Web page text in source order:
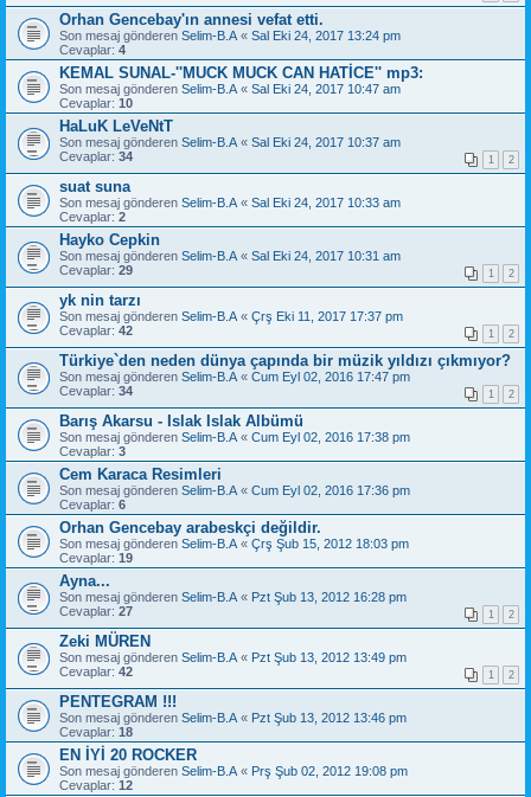
Orhan Gencebay'ın annesi vefat etti.
Son mesaj gönderen Selim-B.A « Sal Eki 24, 2017 13:24 pm
Cevaplar: 4
KEMAL SUNAL-''MUCK MUCK CAN HATİCE'' mp3:
Son mesaj gönderen Selim-B.A « Sal Eki 24, 2017 10:47 am
Cevaplar: 10
HaLuK LeVeNtT
Son mesaj gönderen Selim-B.A « Sal Eki 24, 2017 10:37 am
Cevaplar: 34 1 2
suat suna
Son mesaj gönderen Selim-B.A « Sal Eki 24, 2017 10:33 am
Cevaplar: 2
Hayko Cepkin
Son mesaj gönderen Selim-B.A « Sal Eki 24, 2017 10:31 am
Cevaplar: 29 1 2
yk nin tarzı
Son mesaj gönderen Selim-B.A « Çrş Eki 11, 2017 17:37 pm
Cevaplar: 42 1 2
Türkiye`den neden dünya çapında bir müzik yıldızı çıkmıyor?
Son mesaj gönderen Selim-B.A « Cum Eyl 02, 2016 17:47 pm
Cevaplar: 34 1 2
Barış Akarsu - Islak Islak Albümü
Son mesaj gönderen Selim-B.A « Cum Eyl 02, 2016 17:38 pm
Cevaplar: 3
Cem Karaca Resimleri
Son mesaj gönderen Selim-B.A « Cum Eyl 02, 2016 17:36 pm
Cevaplar: 6
Orhan Gencebay arabeskçi değildir.
Son mesaj gönderen Selim-B.A « Çrş Şub 15, 2012 18:03 pm
Cevaplar: 19
Ayna...
Son mesaj gönderen Selim-B.A « Pzt Şub 13, 2012 16:28 pm
Cevaplar: 27 1 2
Zeki MÜREN
Son mesaj gönderen Selim-B.A « Pzt Şub 13, 2012 13:49 pm
Cevaplar: 42 1 2
PENTEGRAM !!!
Son mesaj gönderen Selim-B.A « Pzt Şub 13, 2012 13:46 pm
Cevaplar: 18
EN İYİ 20 ROCKER
Son mesaj gönderen Selim-B.A « Prş Şub 02, 2012 19:08 pm
Cevaplar: 12